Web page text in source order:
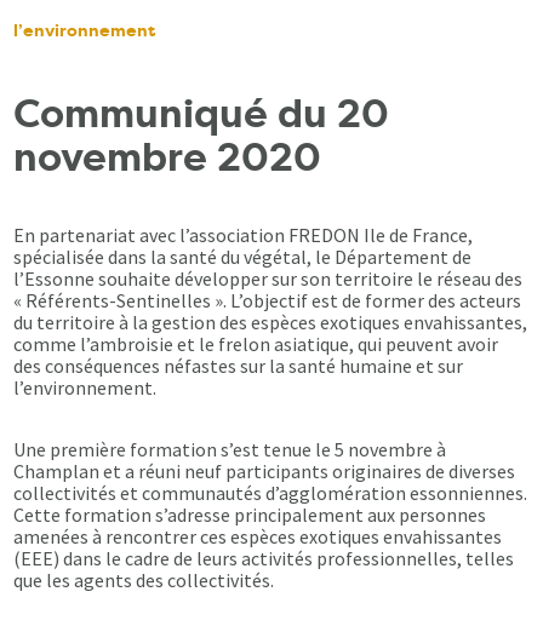
l’environnement
Communiqué du 20
novembre 2020
En partenariat avec l’association FREDON Ile de France,
spécialisée dans la santé du végétal, le Département de
l’Essonne souhaite développer sur son territoire le réseau des
« Référents-Sentinelles ». L’objectif est de former des acteurs
du territoire à la gestion des espèces exotiques envahissantes,
comme l’ambroisie et le frelon asiatique, qui peuvent avoir
des conséquences néfastes sur la santé humaine et sur
l’environnement.
Une première formation s’est tenue le 5 novembre à
Champlan et a réuni neuf participants originaires de diverses
collectivités et communautés d’agglomération essonniennes.
Cette formation s’adresse principalement aux personnes
amenées à rencontrer ces espèces exotiques envahissantes
(EEE) dans le cadre de leurs activités professionnelles, telles
que les agents des collectivités.